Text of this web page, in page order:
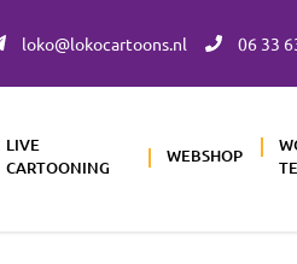
loko@lokocartoons.nl 06 33
LIVE
CARTOONING
WEBSHOP